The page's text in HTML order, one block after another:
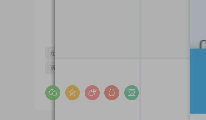
定制版黃金鳥
黃金鳥區塊系統